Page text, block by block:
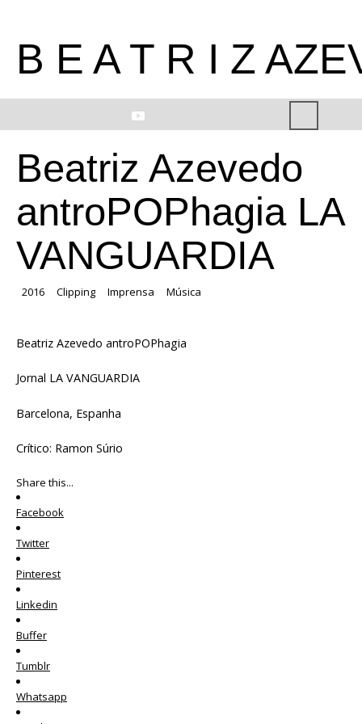
B E A T R I Z
Beatriz Azevedo
antroPOPhagia LA
VANGUARDIA
2016 Clipping Imprensa Música
Beatriz Azevedo antroPOPhagia
Jornal LA VANGUARDIA
Barcelona, Espanha
Crítico: Ramon Súrio
Share this...
Facebook
Twitter
Pinterest
Linkedin
Buffer
Tumblr
Whatsapp